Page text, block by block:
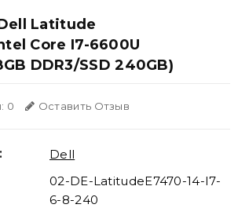
Latitude
Core I7-6600U
DDR3/SSD 240GB)
0 Оставить Отзыв
Dell
02-DE-LatitudeE7470-14-I7-
6-8-240